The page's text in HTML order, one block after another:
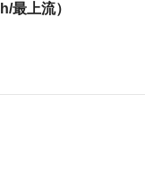
最上流）